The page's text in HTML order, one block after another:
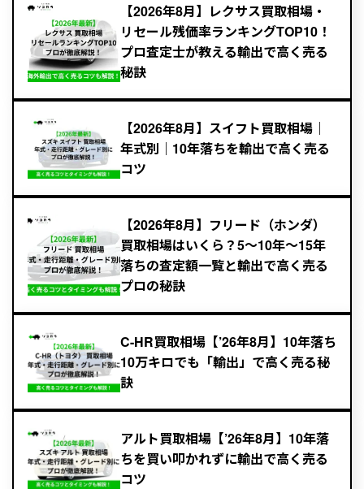
【2026年8月】レクサス買取相場・
リセール残価率ランキングTOP10！
プロ査定士が教える輸出で高く売る
秘訣
【2026年8月】スイフト買取相場｜
年式別｜10年落ちを輸出で高く売る
コツ
【2026年8月】フリード（ホンダ）
買取相場はいくら？5～10年〜15年
落ちの査定額一覧と輸出で高く売る
プロの秘訣
C-HR買取相場【’26年8月】10年落ち
10万キロでも「輸出」で高く売る秘
訣
アルト買取相場【’26年8月】10年落
ちを買い叩かれずに輸出で高く売る
コツ